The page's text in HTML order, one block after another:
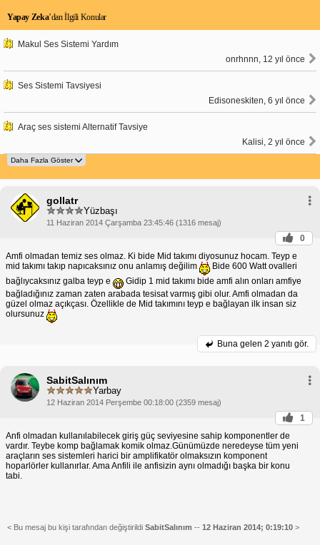
Yapay Zeka’dan İlgili Konular
Makul Ses Sistemi Yardım
onrhnnn, 12 yıl önce
Ses Sistemi Tavsiyesi
Edisoneskiten, 6 yıl önce
Araç ses sistemi Alternatif Tavsiye
Kalisi, 2 yıl önce
gollatr
Yüzbaşı
11 Haziran 2014 Çarşamba 23:45:46 (1316 mesaj)
0
Amfi olmadan temiz ses olmaz. Ki bide Mid takımı diyosunuz hocam. Teyp e
mid takımı takıp napıcaksınız onu anlamış değilim
Bide 600 Watt ovalleri
bağlıycaksınız galba teyp e
Gidip 1 mid takımı bide amfi alın onları amfiye
bağladığınız zaman zaten arabada tesisat varmış gibi olur. Amfi olmadan da
güzel olmaz açıkçası. Özellikle de Mid takımını teyp e bağlayan ilk insan siz
olursunuz
Buna gelen 2 yanıtı gör.
SabitSalınım
Yarbay
12 Haziran 2014 Perşembe 00:18:00 (2359 mesaj)
1
Anfi olmadan kullanılabilecek giriş güç seviyesine sahip komponentler de
vardır. Teybe komp bağlamak komik olmaz.Günümüzde neredeyse tüm yeni
araçların ses sistemleri harici bir amplifikatör olmaksızın komponent
hoparlörler kullanırlar. Ama Anfili ile anfisizin aynı olmadığı başka bir konu
tabi.
< Bu mesaj bu kişi tarafından değiştirildi SabitSalınım -- 12 Haziran 2014; 0:19:10 >